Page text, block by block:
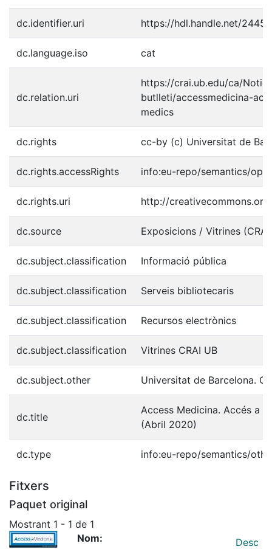
dc.identifier.uri https://hdl.handle.net/2445/
dc.language.iso cat
dc.relation.uri
https://crai.ub.edu/ca/
butlleti/accessmedicina-
medics
dc.rights cc-by (c) Universitat de
dc.rights.accessRights info:eu-repo/semantics/
dc.rights.uri http://
dc.source Exposicions / Vitrines
dc.subject.classification Informació pública
dc.subject.classification Serveis bibliotecaris
dc.subject.classification Recursos electrònics
dc.subject.classification Vitrines CRAI UB
dc.subject.other Universitat de Barcelona.
dc.title
Access Medicina. Accés a
(Abril 2020)
dc.type info:eu-repo/semantics/
Fitxers
Paquet original
Mostrant 1 - 1 de 1
Nom:
Desc